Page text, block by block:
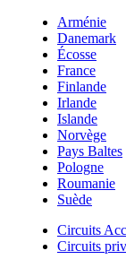
Arménie
Danemark
Écosse
France
Finlande
Irlande
Islande
Norvège
Pays Baltes
Pologne
Roumanie
Suède
Circuits
Circuits